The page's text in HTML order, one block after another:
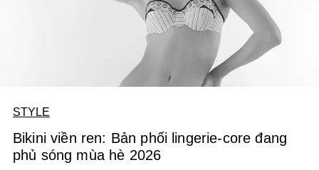
STYLE
Bikini viền ren: Bản phối lingerie-core đang
phủ sóng mùa hè 2026